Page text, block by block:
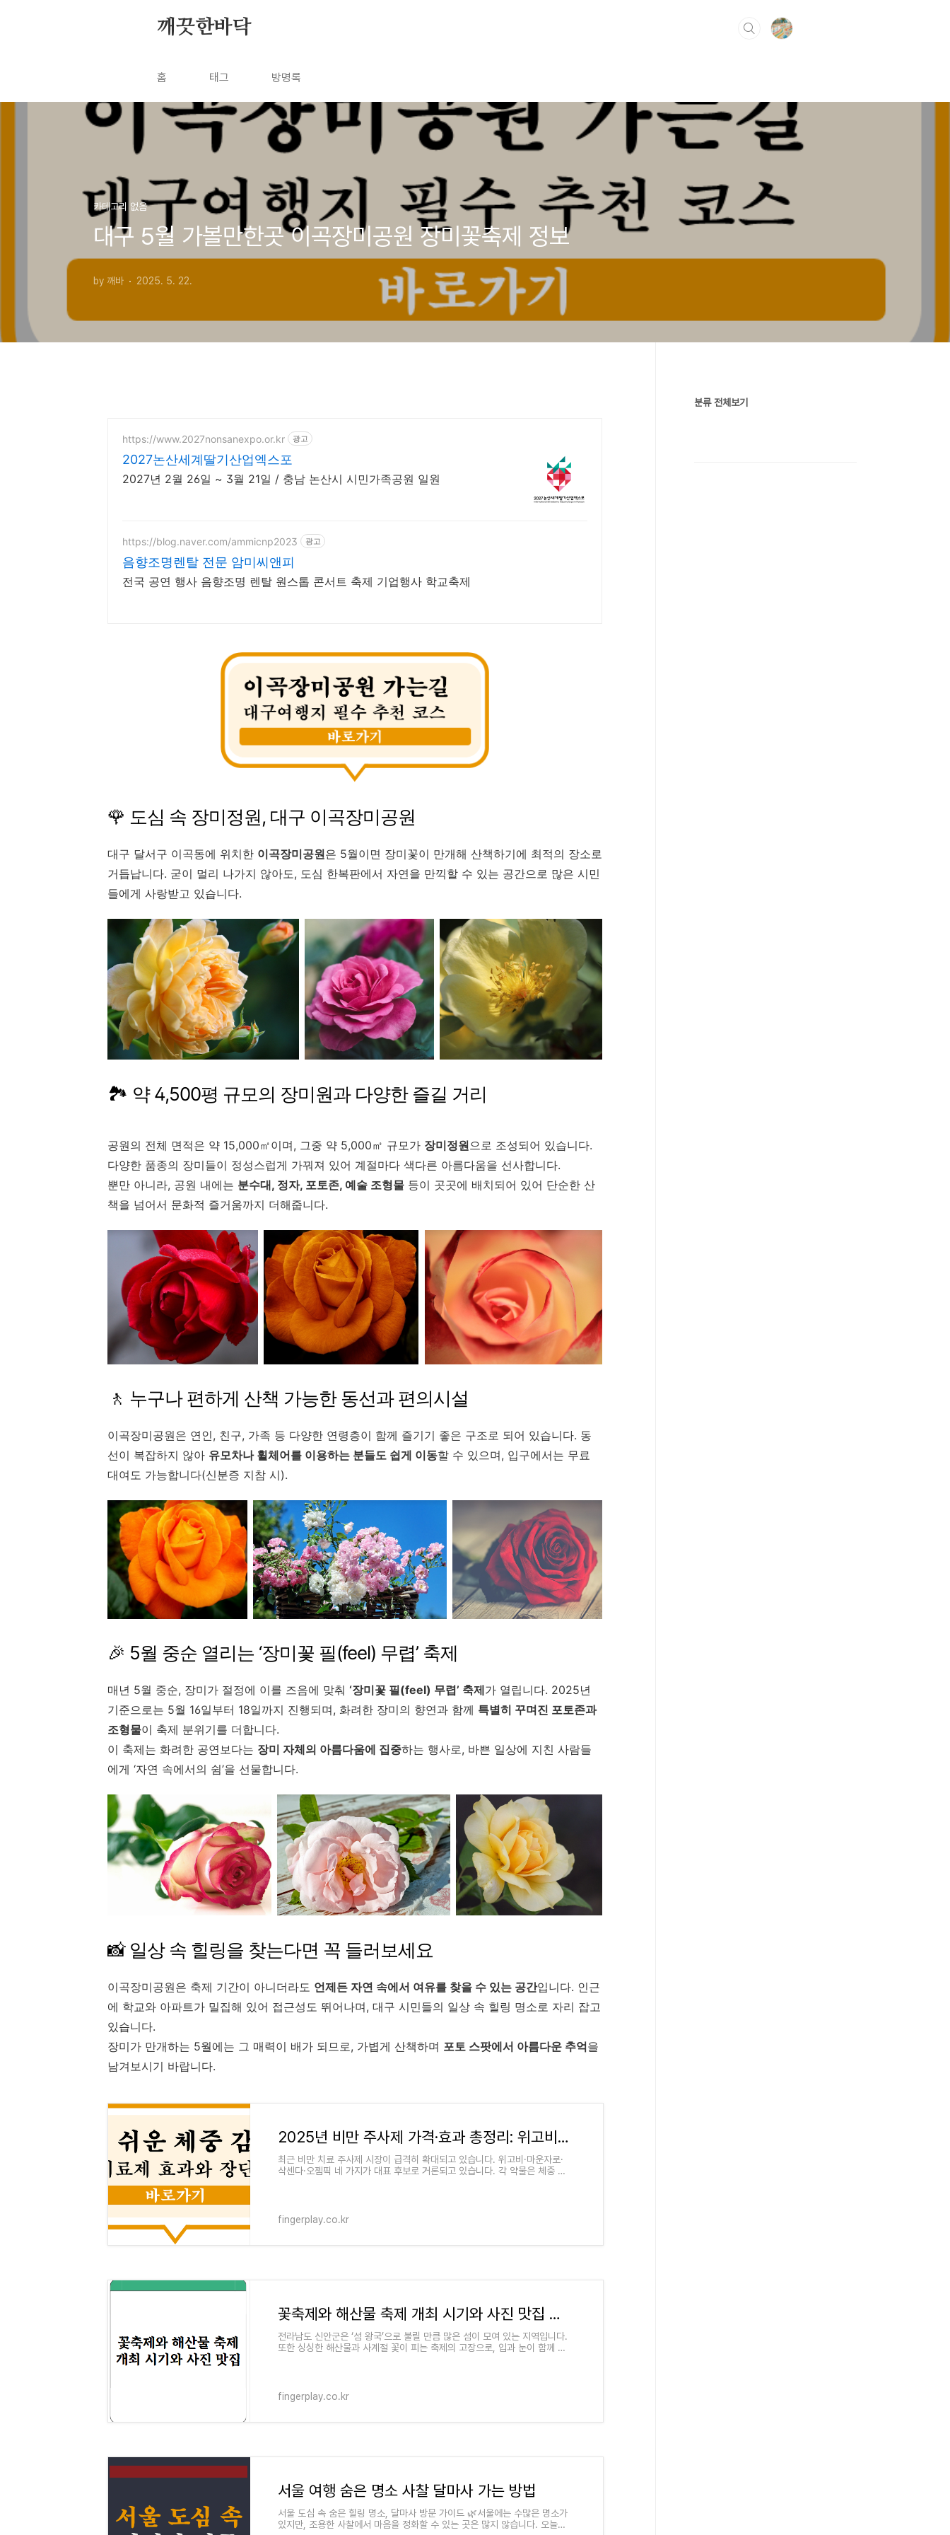
깨끗한바닥
홈 태그 방명록
카테고리 없음
대구 5월 가볼만한곳 이곡장미공원 장미꽃축제 정보
by 깨바 2025. 5. 22.
https://www.2027nonsanexpo.or.kr 광고
2027논산세계딸기산업엑스포
2027년 2월 26일 ~ 3월 21일 / 충남 논산시 시민가족공원 일원
https://blog.naver.com/ammicnp2023 광고
음향조명렌탈 전문 암미씨앤피
전국 공연 행사 음향조명 렌탈 원스톱 콘서트 축제 기업행사 학교축제
🌹 도심 속 장미정원, 대구 이곡장미공원
대구 달서구 이곡동에 위치한 이곡장미공원은 5월이면 장미꽃이 만개해 산책하기에 최적의 장소로
거듭납니다. 굳이 멀리 나가지 않아도, 도심 한복판에서 자연을 만끽할 수 있는 공간으로 많은 시민
들에게 사랑받고 있습니다.
🏞️ 약 4,500평 규모의 장미원과 다양한 즐길 거리
공원의 전체 면적은 약 15,000㎡이며, 그중 약 5,000㎡ 규모가 장미정원으로 조성되어 있습니다.
다양한 품종의 장미들이 정성스럽게 가꿔져 있어 계절마다 색다른 아름다움을 선사합니다.
뿐만 아니라, 공원 내에는 분수대, 정자, 포토존, 예술 조형물 등이 곳곳에 배치되어 있어 단순한 산
책을 넘어서 문화적 즐거움까지 더해줍니다.
🚶 누구나 편하게 산책 가능한 동선과 편의시설
이곡장미공원은 연인, 친구, 가족 등 다양한 연령층이 함께 즐기기 좋은 구조로 되어 있습니다. 동
선이 복잡하지 않아 유모차나 휠체어를 이용하는 분들도 쉽게 이동할 수 있으며, 입구에서는 무료
대여도 가능합니다(신분증 지참 시).
🎉 5월 중순 열리는 ‘장미꽃 필(feel) 무렵’ 축제
매년 5월 중순, 장미가 절정에 이를 즈음에 맞춰 ‘장미꽃 필(feel) 무렵’ 축제가 열립니다. 2025년
기준으로는 5월 16일부터 18일까지 진행되며, 화려한 장미의 향연과 함께 특별히 꾸며진 포토존과
조형물이 축제 분위기를 더합니다.
이 축제는 화려한 공연보다는 장미 자체의 아름다움에 집중하는 행사로, 바쁜 일상에 지친 사람들
에게 ‘자연 속에서의 쉼’을 선물합니다.
📸 일상 속 힐링을 찾는다면 꼭 들러보세요
이곡장미공원은 축제 기간이 아니더라도 언제든 자연 속에서 여유를 찾을 수 있는 공간입니다. 인근
에 학교와 아파트가 밀집해 있어 접근성도 뛰어나며, 대구 시민들의 일상 속 힐링 명소로 자리 잡고
있습니다.
장미가 만개하는 5월에는 그 매력이 배가 되므로, 가볍게 산책하며 포토 스팟에서 아름다운 추억을
남겨보시기 바랍니다.
2025년 비만 주사제 가격·효과 총정리: 위고비·마운자로·삭센다·오젬픽 비교
최근 비만 치료 주사제 시장이 급격히 확대되고 있습니다. 위고비·마운자로·
삭센다·오젬픽 네 가지가 대표 후보로 거론되고 있습니다. 각 약물은 체중 감
fingerplay.co.kr
꽃축제와 해산물 축제 개최 시기와 사진 맛집 추천
전라남도 신안군은 ‘섬 왕국’으로 불릴 만큼 많은 섬이 모여 있는 지역입니다.
또한 싱싱한 해산물과 사계절 꽃이 피는 축제의 고장으로, 입과 눈이 함께 즐
fingerplay.co.kr
서울 여행 숨은 명소 사찰 달마사 가는 방법
서울 도심 속 숨은 힐링 명소, 달마사 방문 가이드 🌿서울에는 수많은 명소가
있지만, 조용한 사찰에서 마음을 정화할 수 있는 곳은 많지 않습니다. 오늘은
분류 전체보기